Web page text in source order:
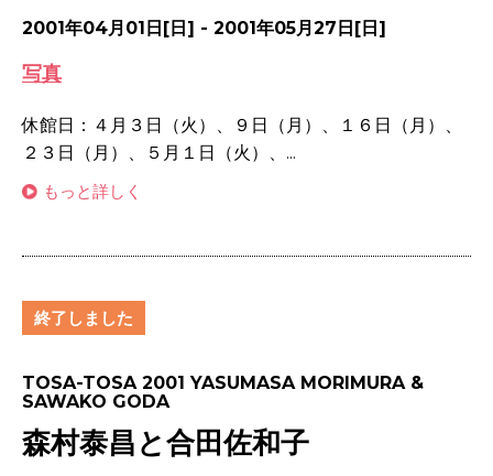
2001年04月01日[日] - 2001年05月27日[日]
写真
休館日：４月３日（火）、９日（月）、１６日（月）、
２３日（月）、５月１日（火）、...
もっと詳しく
終了しました
TOSA-TOSA 2001 YASUMASA MORIMURA &
SAWAKO GODA
森村泰昌と合田佐和子